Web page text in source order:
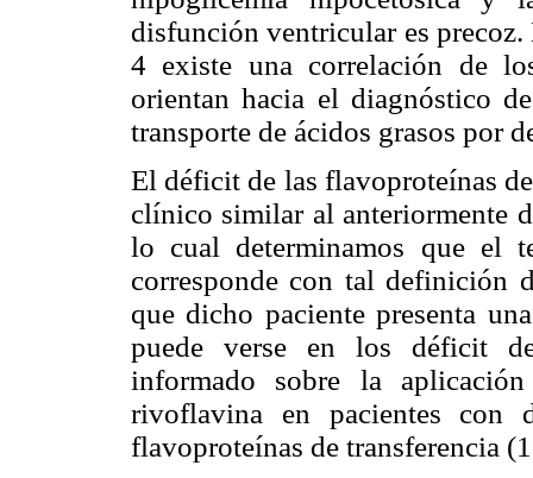
disfunción ventricular es precoz.
4 existe una correlación de
orientan hacia el diagnóstico
transporte de ácidos grasos por
El déficit de las flavoproteínas
clínico similar al anteriormente
lo cual determinamos que el
corresponde con tal definición
que dicho paciente presenta
puede verse en los déficit
informado sobre la
rivoflavina en pacientes con
flavoproteínas de transferencia